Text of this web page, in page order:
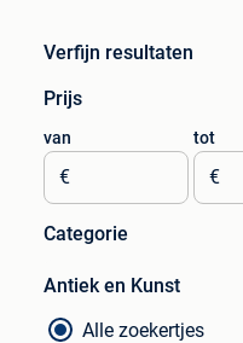
Verfijn resultaten
Prijs
van
€
tot
€
Categorie
Antiek en Kunst
Alle zoekertjes